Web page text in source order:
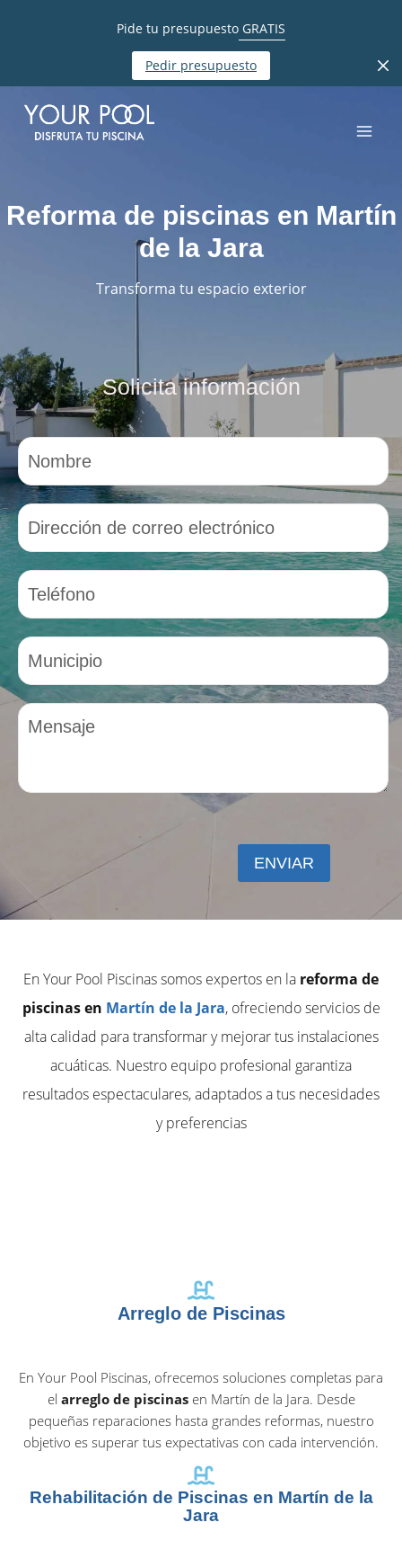
Pide tu presupuesto GRATIS
Pedir presupuesto
Reforma de piscinas en Martín
de la Jara
Transforma tu espacio exterior
Solicita información
En Your Pool Piscinas somos expertos en la reforma de
piscinas en Martín de la Jara, ofreciendo servicios de
alta calidad para transformar y mejorar tus instalaciones
acuáticas. Nuestro equipo profesional garantiza
resultados espectaculares, adaptados a tus necesidades
y preferencias
Arreglo de Piscinas
En Your Pool Piscinas, ofrecemos soluciones completas para
el arreglo de piscinasen Martín de la Jara. Desde
pequeñas reparaciones hasta grandes reformas, nuestro
objetivo es superar tus expectativas con cada intervención.
Rehabilitación de Piscinas en Martín de la
Jara